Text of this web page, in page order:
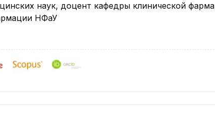
наук, доцент кафедры клинической
НФаУ